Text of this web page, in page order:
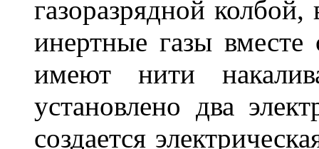
газоразрядной
инертные газы
имеют нити
установлено два
создается